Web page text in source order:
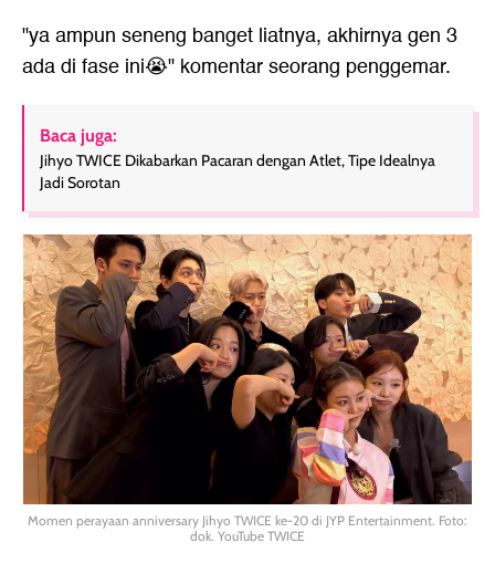
"ya ampun seneng banget liatnya, akhirnya gen 3
ada di fase ini😭" komentar seorang penggemar.
Baca juga:
Jihyo TWICE Dikabarkan Pacaran dengan Atlet, Tipe Idealnya
Jadi Sorotan
Momen perayaan anniversary Jihyo TWICE ke-20 di JYP Entertainment. Foto:
dok. YouTube TWICE